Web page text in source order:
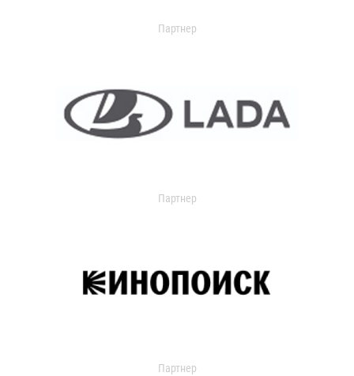
Партнер
Партнер
Партнер